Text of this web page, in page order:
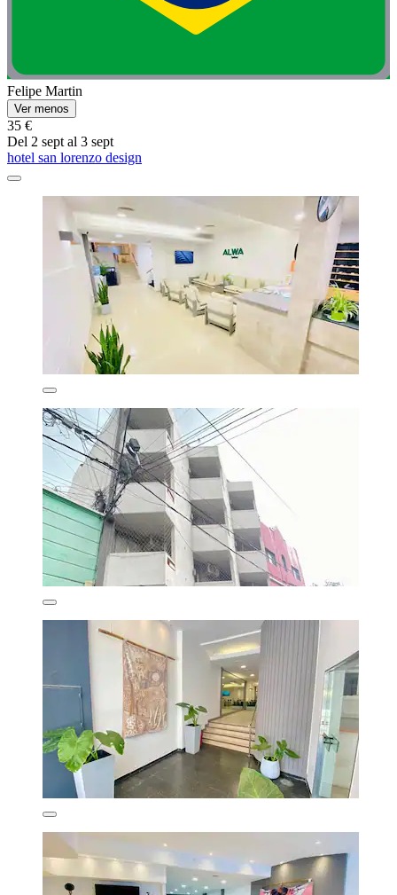
Felipe Martin
Ver menos
35 €
Del 2 sept al 3 sept
hotel san lorenzo design